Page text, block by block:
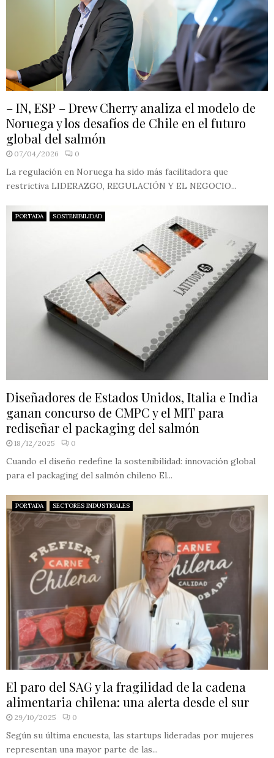
– IN, ESP – Drew Cherry analiza el modelo de
Noruega y los desafíos de Chile en el futuro
global del salmón
07/04/2026 0
La regulación en Noruega ha sido más facilitadora que
restrictiva LIDERAZGO, REGULACIÓN Y EL NEGOCIO...
PORTADA SOSTENIBILIDAD
Diseñadores de Estados Unidos, Italia e India
ganan concurso de CMPC y el MIT para
rediseñar el packaging del salmón
18/12/2025 0
Cuando el diseño redefine la sostenibilidad: innovación global
para el packaging del salmón chileno El...
PORTADA SECTORES INDUSTRIALES
El paro del SAG y la fragilidad de la cadena
alimentaria chilena: una alerta desde el sur
29/10/2025 0
Según su última encuesta, las startups lideradas por mujeres
representan una mayor parte de las...